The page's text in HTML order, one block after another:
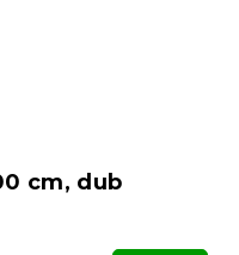
cm, dub